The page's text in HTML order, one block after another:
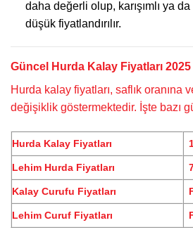
daha değerli olup, karışımlı ya
düşük fiyatlandırılır.
Güncel Hurda Kalay Fiyatları 2025
Hurda kalay fiyatları, saflık oranına
değişiklik göstermektedir. İşte bazı
Hurda Kalay Fiyatları
Lehim Hurda Fiyatları
Kalay Curufu Fiyatları
Lehim Curuf Fiyatları